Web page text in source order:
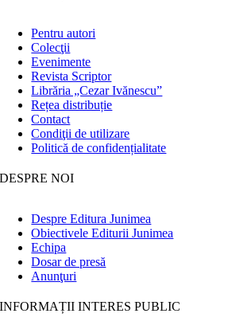
Pentru autori
Colecţii
Evenimente
Revista Scriptor
Librăria „Cezar Ivănescu”
Rețea distribuție
Contact
Condiţii de utilizare
Politică de confidențialitate
DESPRE NOI
Despre Editura Junimea
Obiectivele Editurii Junimea
Echipa
Dosar de presă
Anunţuri
INFORMAȚII INTERES PUBLIC